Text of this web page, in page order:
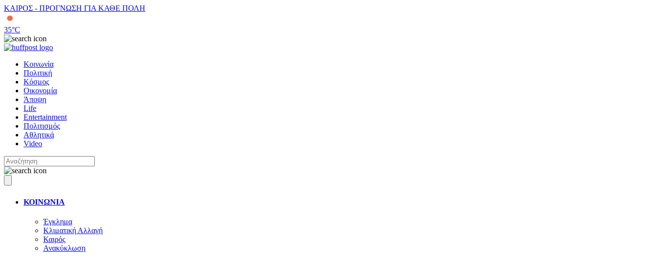
ΚΑΙΡΟΣ - ΠΡΟΓΝΩΣΗ ΓΙΑ ΚΑΘΕ ΠΟΛΗ
35°C
Κοινωνία
Πολιτική
Κόσμος
Οικονομία
Άποψη
Life
Entertainment
Πολιτισμός
Αθλητικά
Video
ΚΟΙΝΩΝΙΑ
Έγκλημα
Κλιματική Αλλαγή
Καιρός
Ανακύκλωση